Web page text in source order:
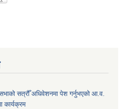
सत्रौँ अधिवेशनमा पेश गर्नुभएको आ.व.
कार्यक्रम